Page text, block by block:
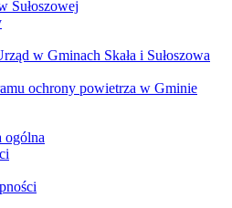
Sułoszowej
w Gminach Skała i Sułoszowa
ochrony powietrza w Gminie
ogólna